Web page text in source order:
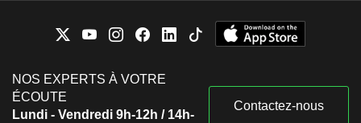
NOS EXPERTS À VOTRE
ÉCOUTE
Lundi - Vendredi 9h-12h / 14h-
Contactez-nous